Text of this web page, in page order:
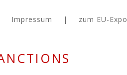
Impressum | zum EU-